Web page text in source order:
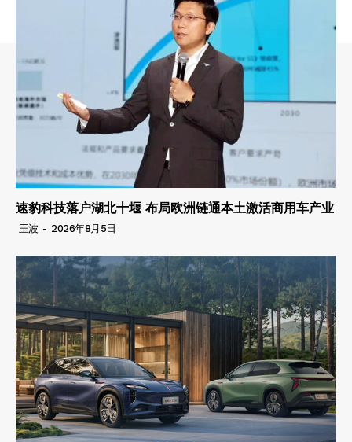
速豹科技落户湖北十堰 布局欧洲链通本土激活商用车产业
王波 - 2026年8月5日